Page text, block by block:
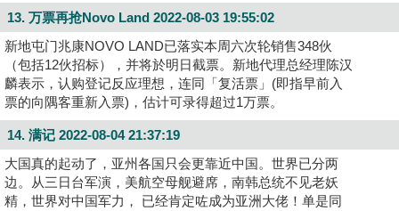
13. 万票再抢Novo Land 2022-08-03 19:55:02
新地屯门兆康NOVO LAND已落实本周六次轮销售348伙
（包括12伙招标），并将於明日截票。新地代理总经理陈汉
麟表示，认购登记反应理想，连同「复活票」(即指早前入
票的向隅客重新入票)，估计可录得超过1万票。
14. 满记 2022-08-04 21:37:19
大国真的起动了，亚州各国只会更靠近中国。世界已分两
边。从三日台军演，美航空母舰避席，南韩总统不见老妖
精，世界对中国军力， 已经肯定咗成为亚洲大佬！单是同